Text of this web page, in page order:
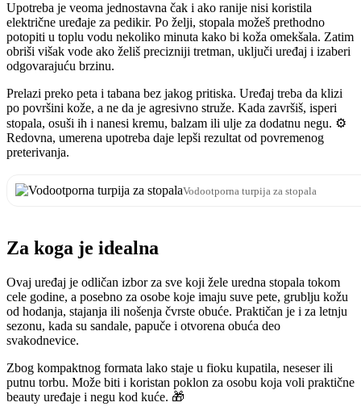
Upotreba je veoma jednostavna čak i ako ranije nisi koristila
električne uređaje za pedikir. Po želji, stopala možeš prethodno
potopiti u toplu vodu nekoliko minuta kako bi koža omekšala. Zatim
obriši višak vode ako želiš precizniji tretman, uključi uređaj i izaberi
odgovarajuću brzinu.
Prelazi preko peta i tabana bez jakog pritiska. Uređaj treba da klizi
po površini kože, a ne da je agresivno struže. Kada završiš, isperi
stopala, osuši ih i nanesi kremu, balzam ili ulje za dodatnu negu. ⚙️
Redovna, umerena upotreba daje lepši rezultat od povremenog
preterivanja.
Vodootporna turpija za stopala
Za koga je idealna
Ovaj uređaj je odličan izbor za sve koji žele uredna stopala tokom
cele godine, a posebno za osobe koje imaju suve pete, grublju kožu
od hodanja, stajanja ili nošenja čvrste obuće. Praktičan je i za letnju
sezonu, kada su sandale, papuče i otvorena obuća deo
svakodnevice.
Zbog kompaktnog formata lako staje u fioku kupatila, neseser ili
putnu torbu. Može biti i koristan poklon za osobu koja voli praktične
beauty uređaje i negu kod kuće. 🎁